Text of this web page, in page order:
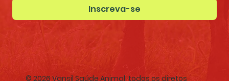
Inscreva-se
© 2026 Vansil Saúde Animal, todos os diretos